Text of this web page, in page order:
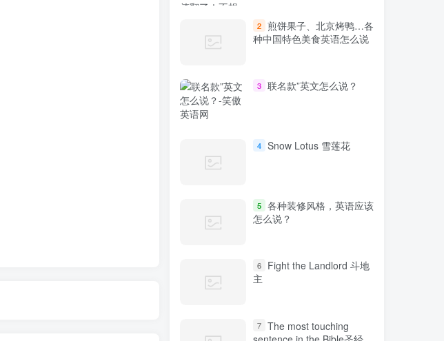
2 煎饼果子、北京烤鸭…各
种中国特色美食英语怎么说
3 联名款”英文怎么说？
4 Snow Lotus 雪莲花
5 各种装修风格，英语应该
怎么说？
6
Fight the Landlord 斗地
主
7 The most touching